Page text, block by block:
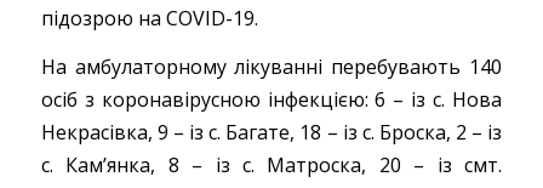
підозрою на COVID-19.
На амбулаторному лікуванні перебувають 140
осіб з коронавірусною інфекцією: 6 – із с. Нова
Некрасівка, 9 – із с. Багате, 18 – із с. Броска, 2 – із
с. Кам’янка, 8 – із с. Матроска, 20 – із смт.